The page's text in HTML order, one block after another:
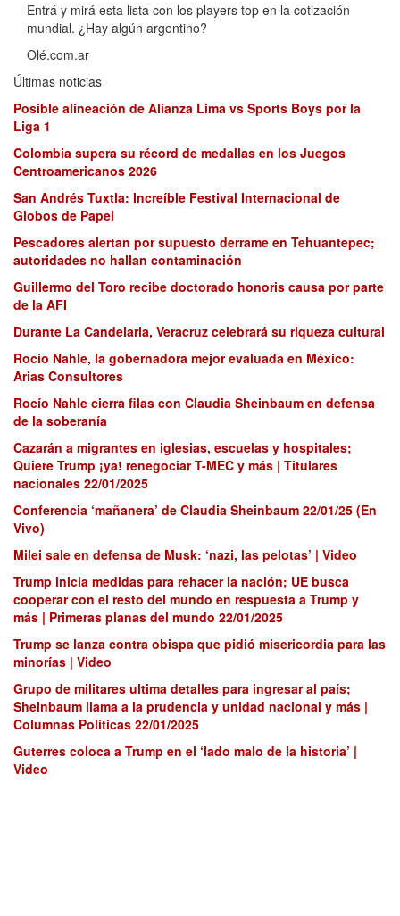
Entrá y mirá esta lista con los players top en la cotización
mundial. ¿Hay algún argentino?
Olé.com.ar
Últimas noticias
Posible alineación de Alianza Lima vs Sports Boys por la
Liga 1
Colombia supera su récord de medallas en los Juegos
Centroamericanos 2026
San Andrés Tuxtla: Increíble Festival Internacional de
Globos de Papel
Pescadores alertan por supuesto derrame en Tehuantepec;
autoridades no hallan contaminación
Guillermo del Toro recibe doctorado honoris causa por parte
de la AFI
Durante La Candelaria, Veracruz celebrará su riqueza cultural
Rocío Nahle, la gobernadora mejor evaluada en México:
Arias Consultores
Rocío Nahle cierra filas con Claudia Sheinbaum en defensa
de la soberanía
Cazarán a migrantes en iglesias, escuelas y hospitales;
Quiere Trump ¡ya! renegociar T-MEC y más | Titulares
nacionales 22/01/2025
Conferencia ‘mañanera’ de Claudia Sheinbaum 22/01/25 (En
Vivo)
Milei sale en defensa de Musk: ‘nazi, las pelotas’ | Video
Trump inicia medidas para rehacer la nación; UE busca
cooperar con el resto del mundo en respuesta a Trump y
más | Primeras planas del mundo 22/01/2025
Trump se lanza contra obispa que pidió misericordia para las
minorías | Video
Grupo de militares ultima detalles para ingresar al país;
Sheinbaum llama a la prudencia y unidad nacional y más |
Columnas Políticas 22/01/2025
Guterres coloca a Trump en el ‘lado malo de la historia’ |
Video